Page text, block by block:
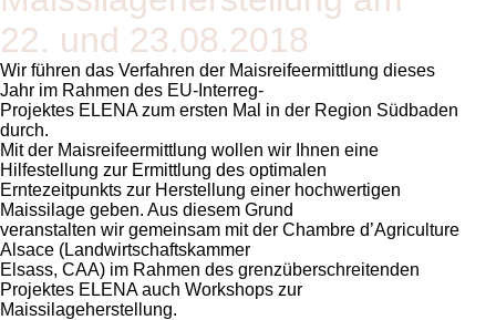
22. und 23.08.2018
Wir führen das Verfahren der Maisreifeermittlung dieses
Jahr im Rahmen des EU-Interreg-
Projektes ELENA zum ersten Mal in der Region Südbaden
durch.
Mit der Maisreifeermittlung wollen wir Ihnen eine
Hilfestellung zur Ermittlung des optimalen
Erntezeitpunkts zur Herstellung einer hochwertigen
Maissilage geben. Aus diesem Grund
veranstalten wir gemeinsam mit der Chambre d’Agriculture
Alsace (Landwirtschaftskammer
Elsass, CAA) im Rahmen des grenzüberschreitenden
Projektes ELENA auch Workshops zur
Maissilageherstellung.